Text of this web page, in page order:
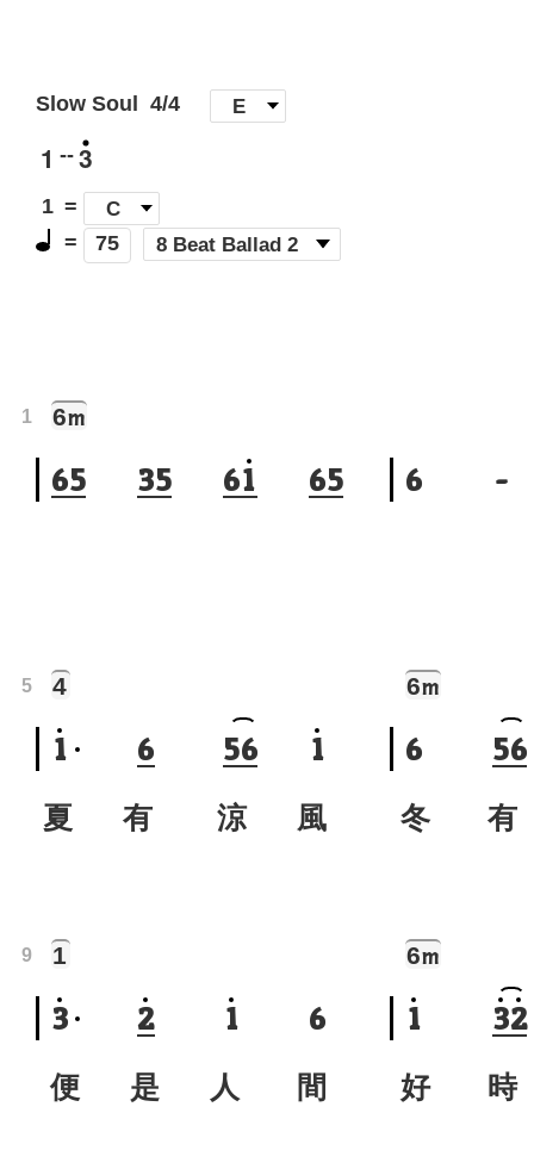
Slow Soul 4/4 E ]
1 -- 3
1 =
C
=
75 8 Beat Ballad 2 )
6m
65 35 61 65
1
6 -
4
1 6 56 1
5
夏 有 涼 風
6m
6 56
冬 有
1
3 2 1 6
9
便 是 人 間
6m
1 32
好 時